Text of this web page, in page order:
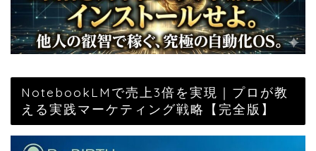
NotebookLMで売上3倍を実現｜プロが教
える実践マーケティング戦略【完全版】